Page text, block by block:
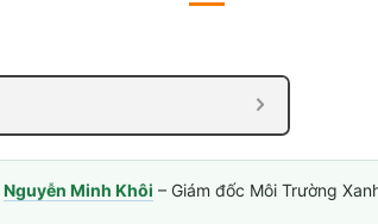
Nguyễn Minh Khôi – Giám đốc Môi Trường